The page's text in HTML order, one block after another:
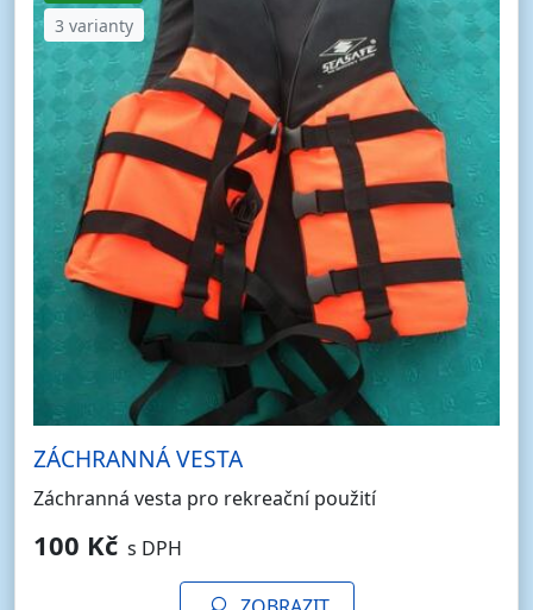
3 varianty
ZÁCHRANNÁ VESTA
Záchranná vesta pro rekreační použití
100 Kč s DPH